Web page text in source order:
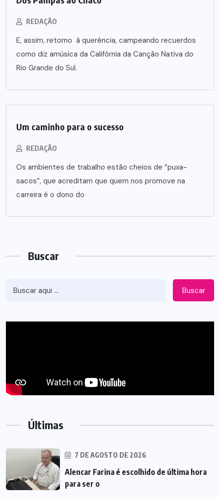
REDAÇÃO
E, assim, retorno à querência, campeando recuerdos
como diz amúsica da Califórnia da Canção Nativa do
Rio Grande do Sul.
Um caminho para o sucesso
REDAÇÃO
Os ambientes de trabalho estão cheios de “puxa-
sacos”, que acreditam que quem nos promove na
carreira é o dono do
Buscar
Buscar
Últimas
7 DE AGOSTO DE 2026
Alencar Farina é escolhido de última hora
para ser o